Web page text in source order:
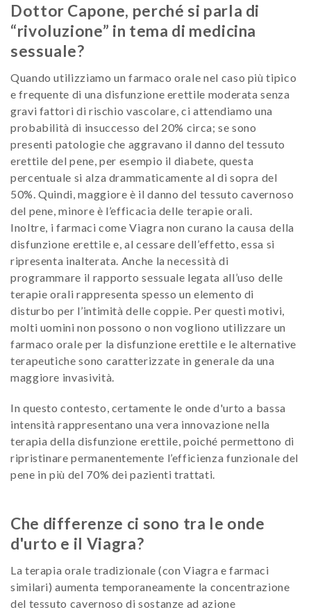
Dottor Capone, perché si parla di
“rivoluzione” in tema di medicina
sessuale?
Quando utilizziamo un farmaco orale nel caso più tipico
e frequente di una disfunzione erettile moderata senza
gravi fattori di rischio vascolare, ci attendiamo una
probabilità di insuccesso del 20% circa; se sono
presenti patologie che aggravano il danno del tessuto
erettile del pene, per esempio il diabete, questa
percentuale si alza drammaticamente al di sopra del
50%. Quindi, maggiore è il danno del tessuto cavernoso
del pene, minore è l’efficacia delle terapie orali.
Inoltre, i farmaci come Viagra non curano la causa della
disfunzione erettile e, al cessare dell’effetto, essa si
ripresenta inalterata. Anche la necessità di
programmare il rapporto sessuale legata all’uso delle
terapie orali rappresenta spesso un elemento di
disturbo per l’intimità delle coppie. Per questi motivi,
molti uomini non possono o non vogliono utilizzare un
farmaco orale per la disfunzione erettile e le alternative
terapeutiche sono caratterizzate in generale da una
maggiore invasività.
In questo contesto, certamente le onde d'urto a bassa
intensità rappresentano una vera innovazione nella
terapia della disfunzione erettile, poiché permettono di
ripristinare permanentemente l’efficienza funzionale del
pene in più del 70% dei pazienti trattati.
Che differenze ci sono tra le onde
d'urto e il Viagra?
La terapia orale tradizionale (con Viagra e farmaci
similari) aumenta temporaneamente la concentrazione
del tessuto cavernoso di sostanze ad azione